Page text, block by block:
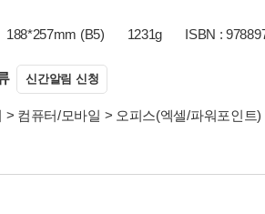
188*257mm (B5) 1231g ISBN :
신간알림 신청
> 컴퓨터/모바일 > 오피스(엑셀/파워포인트)